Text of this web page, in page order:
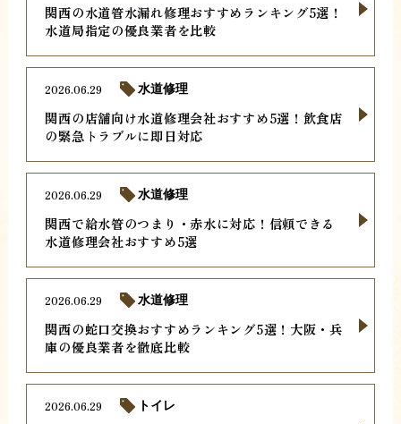
関西の水道管水漏れ修理おすすめランキング5選！
水道局指定の優良業者を比較
関西の店舗向け水道修理会社おすすめ5選！飲食店
の緊急トラブルに即日対応
2026.06.29 水道修理
関西で給水管のつまり・赤水に対応！信頼できる
水道修理会社おすすめ5選
2026.06.29 水道修理
関西の蛇口交換おすすめランキング5選！大阪・兵
庫の優良業者を徹底比較
2026.06.29 水道修理
2026.06.29 トイレ